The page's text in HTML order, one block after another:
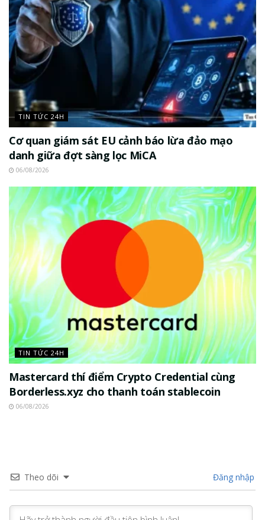
TIN TỨC 24H
Cơ quan giám sát EU cảnh báo lừa đảo mạo
danh giữa đợt sàng lọc MiCA
06/08/2026
TIN TỨC 24H
Mastercard thí điểm Crypto Credential cùng
Borderless.xyz cho thanh toán stablecoin
06/08/2026
Theo dõi Đăng nhập